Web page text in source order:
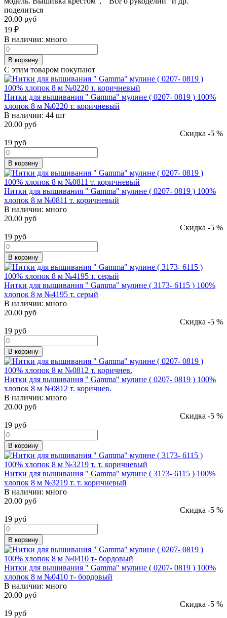
поделиться
20.00 руб
19 ₽
В наличии: много
В корзину
С этим товаром покупают
Нитки для вышивания " Gamma" мулине ( 0207- 0819 ) 100%
хлопок 8 м №0220 т. коричневый
В наличии: 44 шт
20.00 руб
Скидка -5 %
19 руб
В корзину
Нитки для вышивания " Gamma" мулине ( 0207- 0819 ) 100%
хлопок 8 м №0811 т. коричневый
В наличии: много
20.00 руб
Скидка -5 %
19 руб
В корзину
Нитки для вышивания " Gamma" мулине ( 3173- 6115 ) 100%
хлопок 8 м №4195 т. серый
В наличии: много
20.00 руб
Скидка -5 %
19 руб
В корзину
Нитки для вышивания " Gamma" мулине ( 0207- 0819 ) 100%
хлопок 8 м №0812 т. коричнев.
В наличии: много
20.00 руб
Скидка -5 %
19 руб
В корзину
Нитки для вышивания " Gamma" мулине ( 3173- 6115 ) 100%
хлопок 8 м №3219 т. т. коричневый
В наличии: много
20.00 руб
Скидка -5 %
19 руб
В корзину
Нитки для вышивания " Gamma" мулине ( 0207- 0819 ) 100%
хлопок 8 м №0410 т- бордовый
В наличии: много
20.00 руб
Скидка -5 %
19 руб